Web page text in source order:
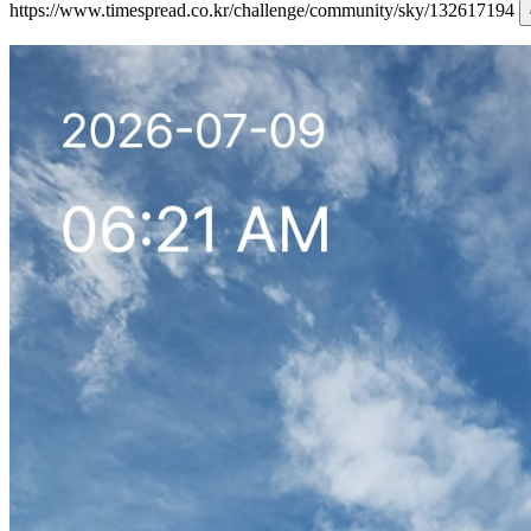
https://www.timespread.co.kr/challenge/community/sky/132617194